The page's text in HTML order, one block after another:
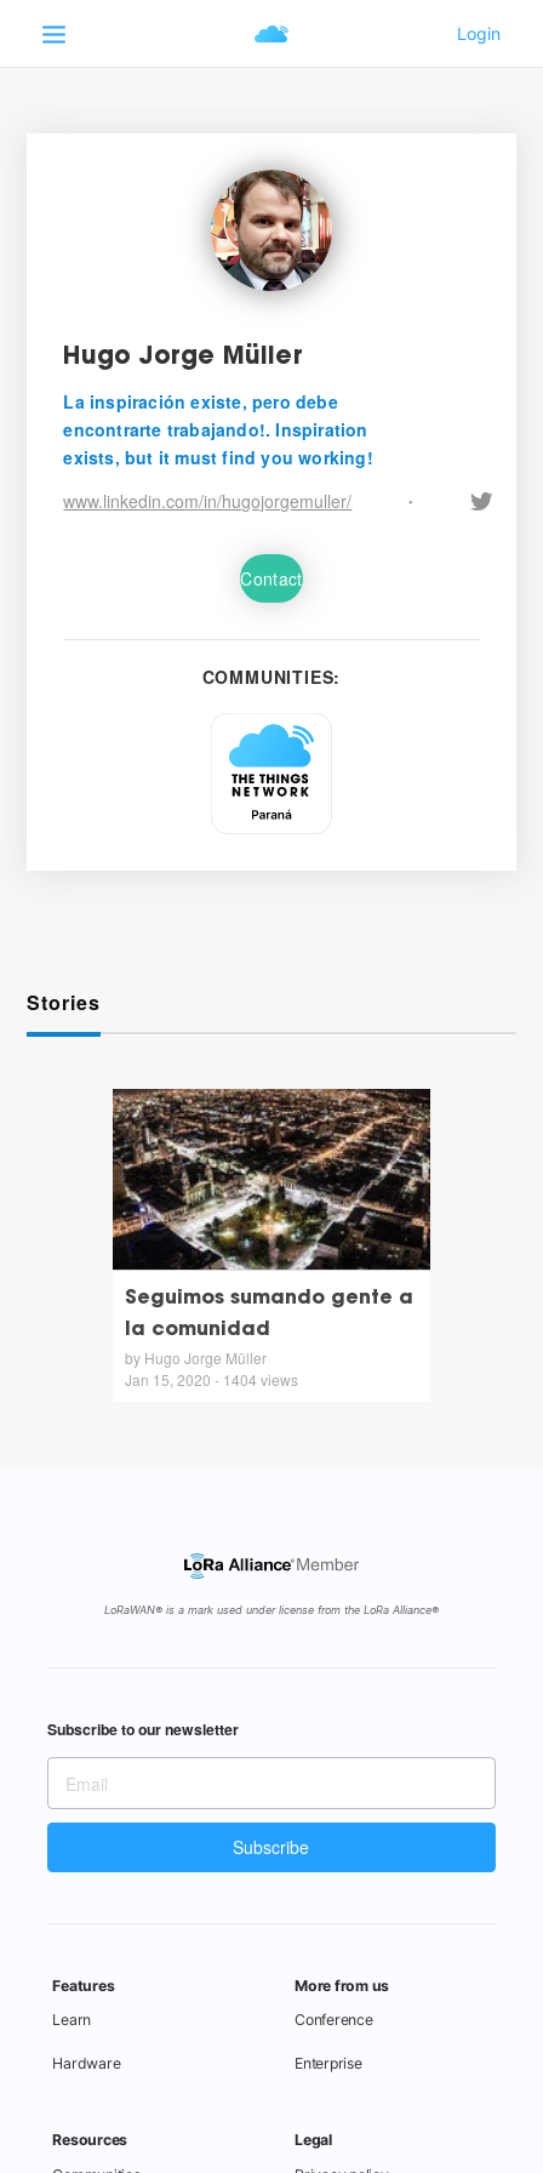
Hugo Jorge Müller
La inspiración existe, pero debe
encontrarte trabajando!. Inspiration
exists, but it must find you working!
www.linkedin.com/in/hugojorgemuller/
•
Contact
COMMUNITIES:
Stories
Seguimos sumando gente a
la comunidad
by Hugo Jorge Müller
Jan 15, 2020 - 1404 views